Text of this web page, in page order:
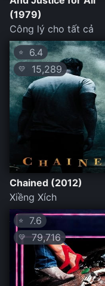
(1979)
Công lý cho tất cả
⭐ 6.4
💛 15,289
Chained (2012)
Xiềng Xích
⭐ 7.6
💛79,716